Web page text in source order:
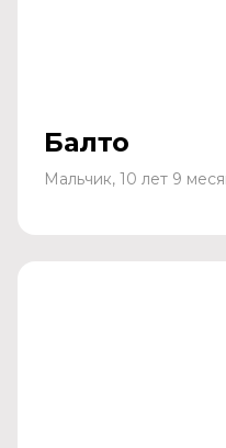
Балто
Мальчик, 10 лет 9